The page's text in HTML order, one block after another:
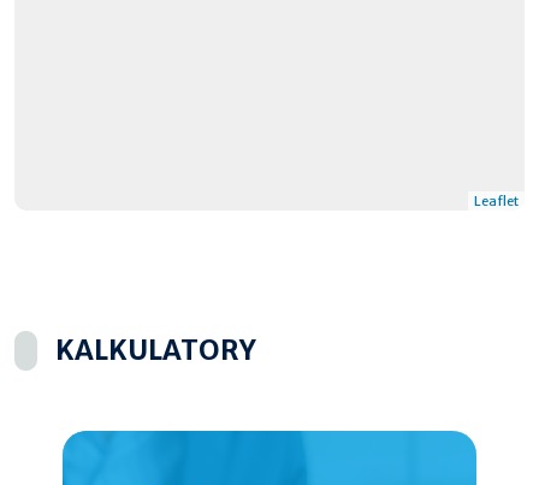
Leaflet
KALKULATORY